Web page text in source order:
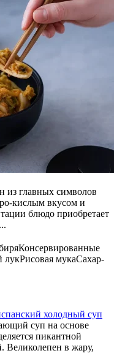
главных символов
кислым вкусом и
блюдо приобретает
Консервированные
лукРисовая мукаСахар-
холодный суп
суп на основе
пикантной
Великолепен в жару,